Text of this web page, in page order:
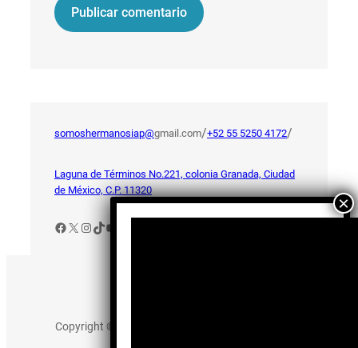
somoshermanosiap@gmail.com/+52 55 5250 4172/
Laguna de Términos No.221, colonia Granada, Ciudad
de México, C.P. 11320
Facebook
X Instagram
TikTok
YouTube
Copyright © 2025 somos-hermanos.mx. Todos los